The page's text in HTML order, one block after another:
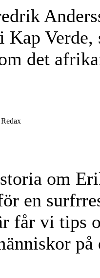
Kap
det
om
en
får vi tips